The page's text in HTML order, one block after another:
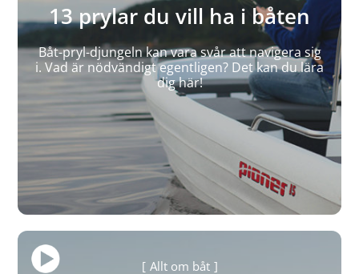
13 prylar du vill ha i båten
Båt-pryl-djungeln kan vara svår att navigera sig
i. Vad är nödvändigt egentligen? Det kan du lära
dig här!
Allt om båt